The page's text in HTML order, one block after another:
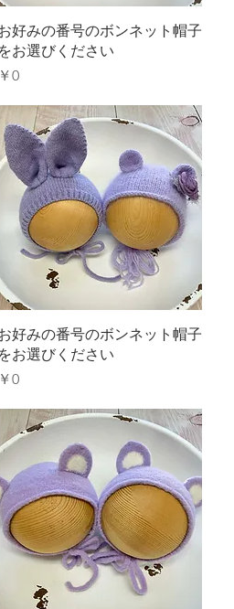
クイックビュー
好みの番号のボンネット帽子
をお選びください
価格
￥0
クイックビュー
好みの番号のボンネット帽子
をお選びください
価格
￥0